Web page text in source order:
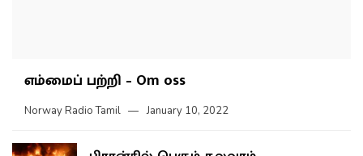
எம்மைப் பற்றி – Om oss
Norway Radio Tamil January 10, 2022